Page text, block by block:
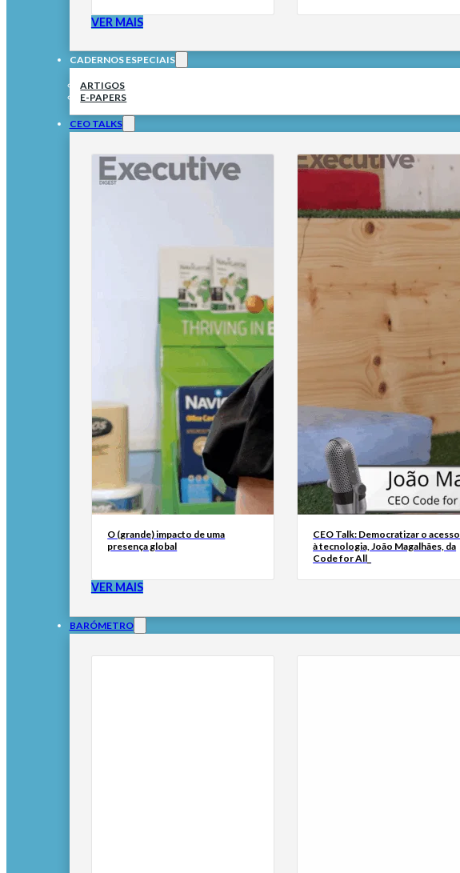
VER MAIS
CADERNOS ESPECIAIS
ARTIGOS
E-PAPERS
CEO TALKS
O (grande) impacto de uma
presença global
CEO Talk: Democratizar o acesso
à tecnologia, João Magalhães, da
Code for All_
VER MAIS
BARÓMETRO